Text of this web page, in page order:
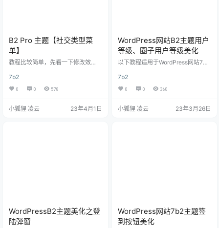
B2 Pro 主题【社交类型菜
单】
教程比较简单，先看一下修改效
单样式 设置项在：B2主题设置 – 模
块管理 – 顶部 – 顶部布局样式，选
择以下样式： 如果你选择的是其他
代码，避免引起布局样式错乱！ 2、
7b2
0 0 578
小狐狸 凌云 23年4月1日
WordPress网站B2主题用户
等级、圈子用户等级美化
以下教程适用于WordPress网站7B2
美化分为圈子等级美化和文章用户
马甲美化，效果图和代码均在下方
效果图 这是圈子话题里面的美化，
化，图中的知府、宰相 1.B2主题圈
7b2
0 0 360
小狐狸 凌云 23年3月26日
WordPressB2主题美化之登
陆弹窗
WordPress网站7b2主题签
到按钮美化